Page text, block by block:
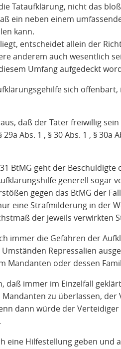
Tataufklärung, nicht das
ein neben einem
kann.
entscheidet allein der
anderem auch wesentlich
Umfang aufgedeckt
sich
daß der Täter freiwillig
29a Abs. 1 , § 30 Abs. 1 , §
BtMG geht der
generell sogar
gegen das BtMG der
eine Strafmilderung in der
der jeweils verwirkten
immer die Gefahren der
Repressalien
Mandanten oder dessen
daß immer im Einzelfall
zu überlassen,
dann würde der
eine Hilfestellung geben und